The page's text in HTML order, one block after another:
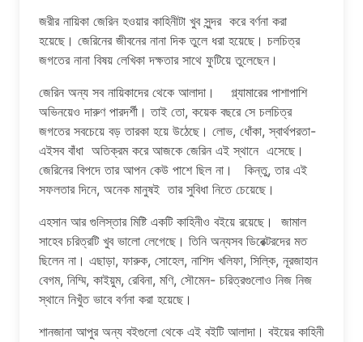
জরীর নায়িকা জেরিন হওয়ার কাহিনীটা খুব সুন্দর করে বর্ণনা করা
হয়েছে। জেরিনের জীবনের নানা দিক তুলে ধরা হয়েছে। চলচিত্র
জগতের নানা বিষয় লেখিকা দক্ষতার সাথে ফুটিয়ে তুলেছেন।
জেরিন অন্য সব নায়িকাদের থেকে আলাদা। গ্ল্যামারের পাশাপাশি
অভিনয়েও দারুণ পারদর্শী। তাই তো, কয়েক বছরে সে চলচিত্র
জগতের সবচেয়ে বড় তারকা হয়ে উঠেছে। লোভ, ধোঁকা, স্বার্থপরতা-
এইসব বাঁধা অতিক্রম করে আজকে জেরিন এই স্থানে এসেছে।
জেরিনের বিপদে তার আপন কেউ পাশে ছিল না। কিন্তু, তার এই
সফলতার দিনে, অনেক মানুষই তার সুবিধা নিতে চেয়েছে।
এহসান আর গুলিস্তার মিষ্টি একটি কাহিনীও বইয়ে রয়েছে। জামাল
সাহেব চরিত্রটি খুব ভালো লেগেছে। তিনি অন্যসব ডিরেক্টরদের মত
ছিলেন না। এছাড়া, ফারুক, সোহেল, নাশিদ খলিফা, সিল্কি, নূরজাহান
বেগম, নিম্মি, কাইয়ুম, রেবিনা, মণি, সৌমেন- চরিত্রগুলোও নিজ নিজ
স্থানে নিখুঁত ভাবে বর্ণনা করা হয়েছে।
শানজানা আপুর অন্য বইগুলো থেকে এই বইটি আলাদা। বইয়ের কাহিনী